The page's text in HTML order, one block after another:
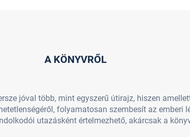
A KÖNYVRŐL
jóval több, mint egyszerű útirajz, hiszen
folyamatosan szembesít az emberi
utazásként értelmezhető, akárcsak a